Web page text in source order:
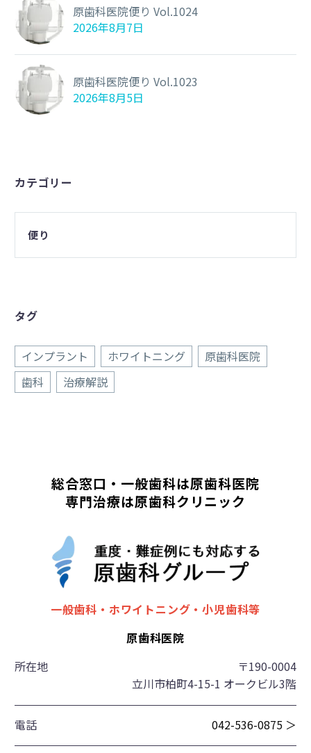
原歯科医院便り Vol.1024
2026年8月7日
原歯科医院便り Vol.1023
2026年8月5日
カテゴリー
便り
タグ
インプラント ホワイトニング
原歯科医院
歯科
治療解説
総合窓口・一般歯科は原歯科医院
専門治療は原歯科クリニック
一般歯科・ホワイトニング・小児歯科等
原歯科医院
所在地
〒190-0004
立川市柏町4-15-1 オークビル3階
電話 042-536-0875 ＞